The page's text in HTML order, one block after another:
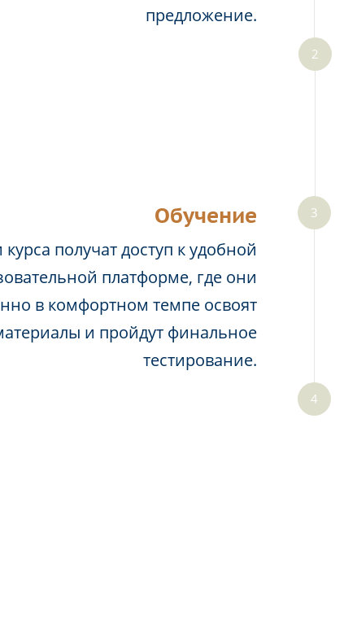
предложение.
Обучение
получат доступ к удобной
платформе, где они
в комфортном темпе освоят
и пройдут финальное
тестирование.